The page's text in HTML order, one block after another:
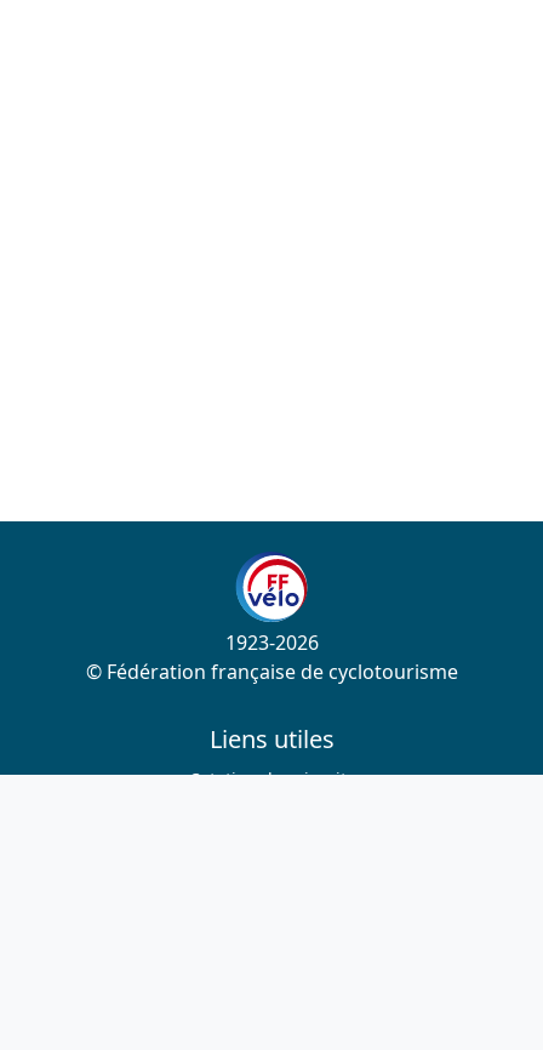
1923-2026
© Fédération française de cyclotourisme
Liens utiles
Cotation des circuits